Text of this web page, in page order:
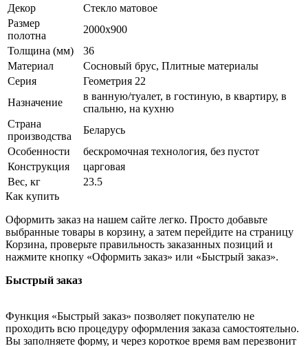
Декор
Стекло матовое
Размер
полотна
2000x900
Толщина (мм)
36
Материал
Сосновый брус, Плитные материалы
Серия
Геометрия 22
Назначение
в ванную/туалет, в гостиную, в квартиру, в
спальню, на кухню
Страна
производства
Беларусь
Особенности
бескромочная технология, без пустот
Конструкция
царговая
Вес, кг
23.5
Как купить
Оформить заказ на нашем сайте легко. Просто добавьте
выбранные товары в корзину, а затем перейдите на страницу
Корзина, проверьте правильность заказанных позиций и
нажмите кнопку «Оформить заказ» или «Быстрый заказ».
Быстрый заказ
Функция «Быстрый заказ» позволяет покупателю не
проходить всю процедуру оформления заказа самостоятельно.
Вы заполняете форму, и через короткое время вам перезвонит